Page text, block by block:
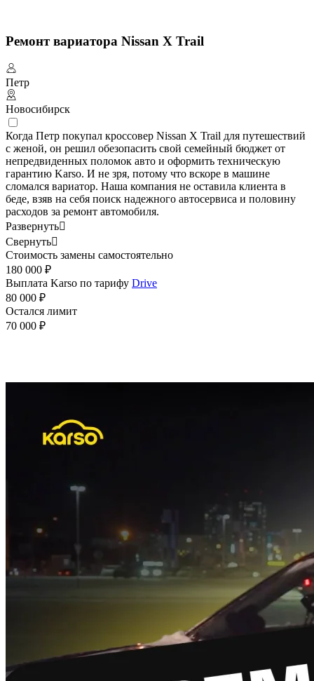
Ремонт вариатора Nissan X Trail
Петр
Новосибирск
Когда Петр покупал кроссовер Nissan X Trail для путешествий
с женой, он решил обезопасить свой семейный бюджет от
непредвиденных поломок авто и оформить техническую
гарантию Karso. И не зря, потому что вскоре в машине
сломался вариатор. Наша компания не оставила клиента в
беде, взяв на себя поиск надежного автосервиса и половину
расходов за ремонт автомобиля.
Развернуть
Свернуть
Стоимость замены самостоятельно
180 000 ₽
Выплата Karso по тарифу Drive
80 000 ₽
Остался лимит
70 000 ₽